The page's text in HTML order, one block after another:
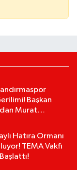
Başkan
Murat
Hatıra Ormanı
TEMA Vakfı